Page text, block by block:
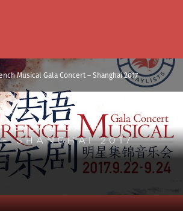
Musical Gala Concert – Shanghai 2017
GALA
– SHANGHAI 2017